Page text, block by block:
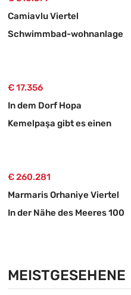
Camiavlu Viertel
Schwimmbad-wohnanlage
€ 17.356
In dem Dorf Hopa
Kemelpaşa gibt es einen
€ 260.281
Marmaris Orhaniye Viertel
In der Nähe des Meeres 100
MEISTGESEHENE